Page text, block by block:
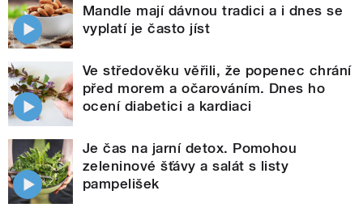
Mandle mají dávnou tradici a i dnes se
vyplatí je často jíst
Ve středověku věřili, že popenec chrání
před morem a očarováním. Dnes ho
ocení diabetici a kardiaci
Je čas na jarní detox. Pomohou
zeleninové šťávy a salát s listy
pampelišek